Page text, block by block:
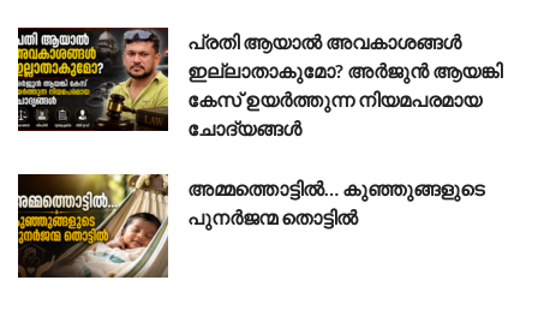
പ്രതി ആയാൽ അവകാശങ്ങൾ
ഇല്ലാതാകുമോ? അർജുൻ ആയങ്കി
കേസ് ഉയർത്തുന്ന നിയമപരമായ
ചോദ്യങ്ങൾ
അമ്മത്തൊട്ടിൽ… കുഞ്ഞുങ്ങളുടെ
പുനർജന്മ തൊട്ടിൽ